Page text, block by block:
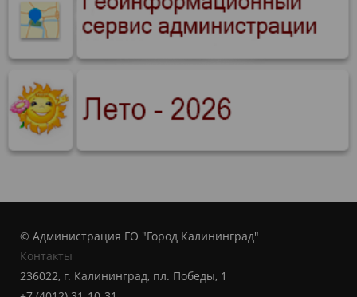
© Администрация ГО "Город Калининград"
Контакты
236022, г. Калининград, пл. Победы, 1